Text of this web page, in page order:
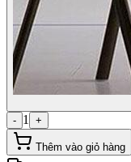
- 1 +
Thêm vào giỏ hàng